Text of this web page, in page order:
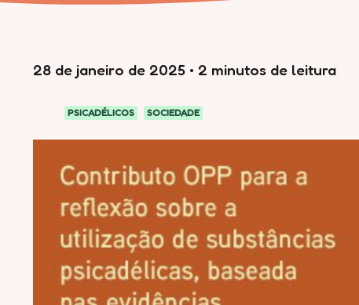
28 de janeiro de 2025 • 2 minutos de leitura
PSICADÉLICOS SOCIEDADE